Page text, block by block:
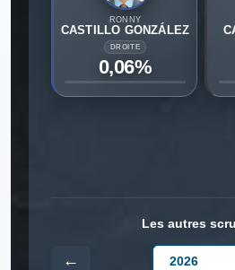
RONNY
CASTILLO GONZÁLEZ
DROITE
0,06%
Les autres
←